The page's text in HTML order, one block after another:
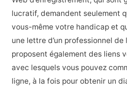
lucratif, demandent seulement
vous-même votre handicap et
une lettre d’un professionnel de
proposent également des liens
avec lesquels vous pouvez
ligne, à la fois pour obtenir un